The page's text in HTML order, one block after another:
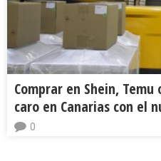
Comprar en Shein, Temu
caro en Canarias con el
0